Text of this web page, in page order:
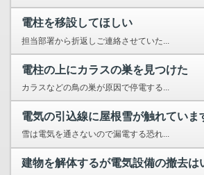
電柱を移設してほしい
担当部署から折返しご連絡させていた...
電柱の上にカラスの巣を見つけた
カラスなどの鳥の巣が原因で停電する...
電気の引込線に屋根雪が触れていま
雪は電気を通さないので漏電する恐れ...
建物を解体するが電気設備の撤去は